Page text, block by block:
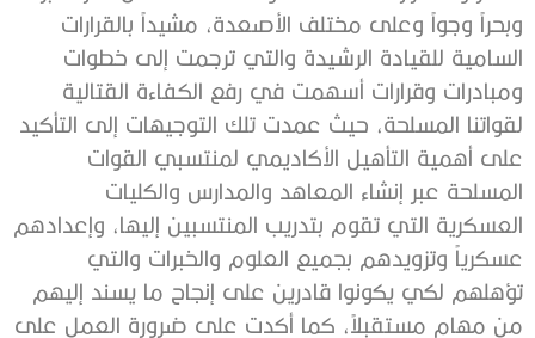
وبحراً وجواً وعلى مختلف الأصعدة، مشيداً بالقرارات
السامية للقيادة الرشيدة والتي ترجمت إلى خطوات
ومبادرات وقرارات أسهمت في رفع الكفاءة القتالية
لقواتنا المسلحة، حيث عمدت تلك التوجيهات إلى التأكيد
على أهمية التأهيل الأكاديمي لمنتسبي القوات
المسلحة عبر إنشاء المعاهد والمدارس والكليات
العسكرية التي تقوم بتدريب المنتسبين إليها، وإعدادهم
عسكرياً وتزويدهم بجميع العلوم والخبرات والتي
تؤهلهم لكي يكونوا قادرين على إنجاح ما يسند إليهم
من مهام مستقبلاً، كما أكدت على ضرورة العمل على